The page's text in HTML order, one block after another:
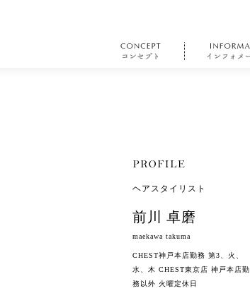
ヘアスタイリスト
前川 卓磨
maekawa takuma
CHEST神戸本店勤務 第3、火、
水、木 CHEST東京店 神戸本店勤
務以外 火曜定休日